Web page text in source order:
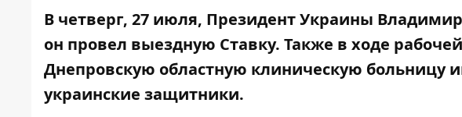
В четверг, 27 июля, Президент Украины
он провел выездную Ставку. Также в ходе
Днепровскую областную клиническую больницу
украинские защитники.